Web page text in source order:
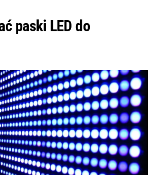
paski LED do